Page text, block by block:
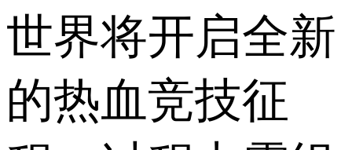
世界将开启全新
的热血竞技征